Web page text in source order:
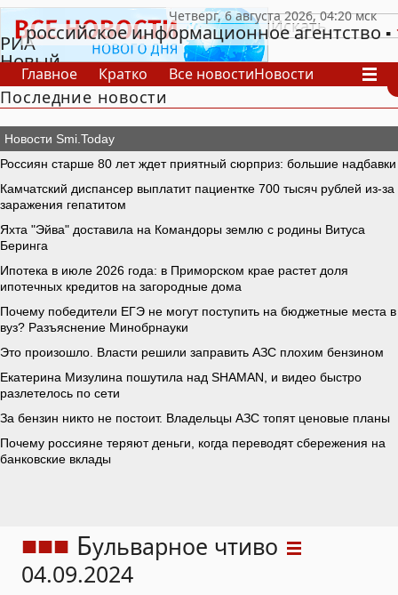
РИА
Новый
День
российское информационное агентство
Главное Кратко Все новостиНовости
В России
В мире
СпецпроектыПроекты Архив
Последние новости
Бульварное чтиво
04.09.2024